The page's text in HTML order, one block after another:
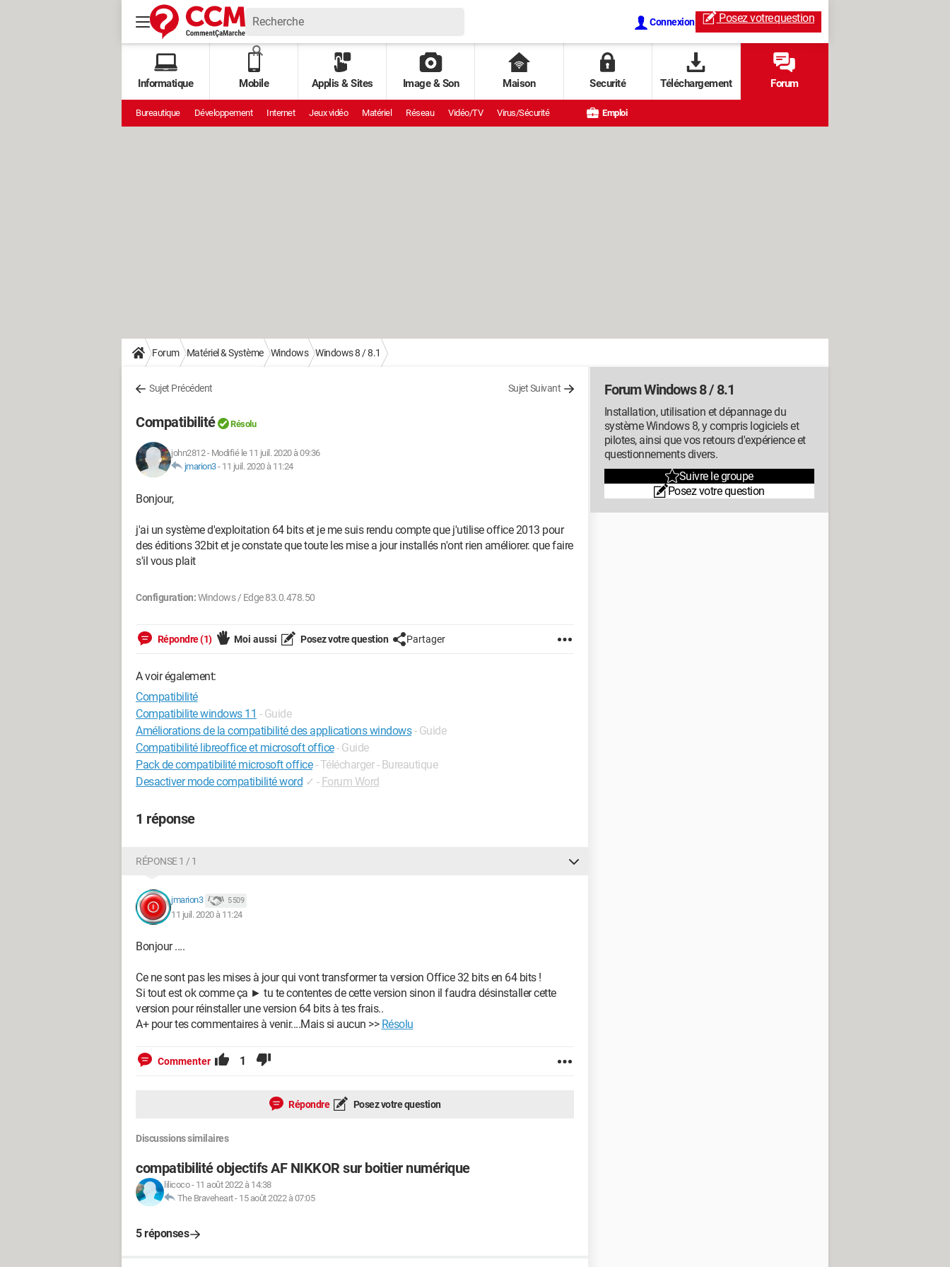
Connexion Posez votrequestion
Informatique Mobile Applis & Sites Image & Son Maison Securité Téléchargement Forum
Bureautique Développement Internet Jeux vidéo Matériel Réseau Vidéo/TV Virus/Sécurité Emploi
Forum Matériel & Système Windows Windows 8 / 8.1
Sujet Précédent Sujet Suivant
Compatibilité Résolu
john2812- Modifié le 11 juil. 2020 à 09:36
jmarion3- 11 juil. 2020 à 11:24
Bonjour,
j'ai un système d'exploitation 64 bits et je me suis rendu compte que j'utilise office 2013 pour
des éditions 32bit et je constate que toute les mise a jour installés n'ont rien améliorer. que faire
s'il vous plait
Configuration:Windows / Edge 83.0.478.50
Répondre (1) Moi aussi Posez votre question Partager
A voir également:
Compatibilité
Compatibilite windows 11 - Guide
Améliorations de la compatibilité des applications windows - Guide
Compatibilité libreoffice et microsoft office- Guide
Pack de compatibilité microsoft office - Télécharger - Bureautique
Desactiver mode compatibilité word ✓ - Forum Word
1 réponse
RÉPONSE 1 / 1
jmarion3 5 509
11 juil. 2020 à 11:24
Bonjour ....
Ce ne sont pas les mises à jour qui vont transformer ta version Office 32 bits en 64 bits !
Si tout est ok comme ça ► tu te contentes de cette version sinon il faudra désinstaller cette
version pour réinstaller une version 64 bits à tes frais..
A+ pour tes commentaires à venir....Mais si aucun >> Résolu
Commenter 1
Répondre Posez votre question
Discussions similaires
compatibilité objectifs AF NIKKOR sur boitier numérique
lilicoco- 11 août 2022 à 14:38
The Braveheart- 15 août 2022 à 07:05
5 réponses
Forum Windows 8 / 8.1
Installation, utilisation et dépannage du
système Windows 8, y compris logiciels et
pilotes, ainsi que vos retours d'expérience et
questionnements divers.
Suivre le groupe
Posez votre question